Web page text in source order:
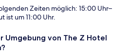
Zeiten möglich: 15:00 Uhr–
ist um 11:00 Uhr.
Umgebung von The Z Hotel